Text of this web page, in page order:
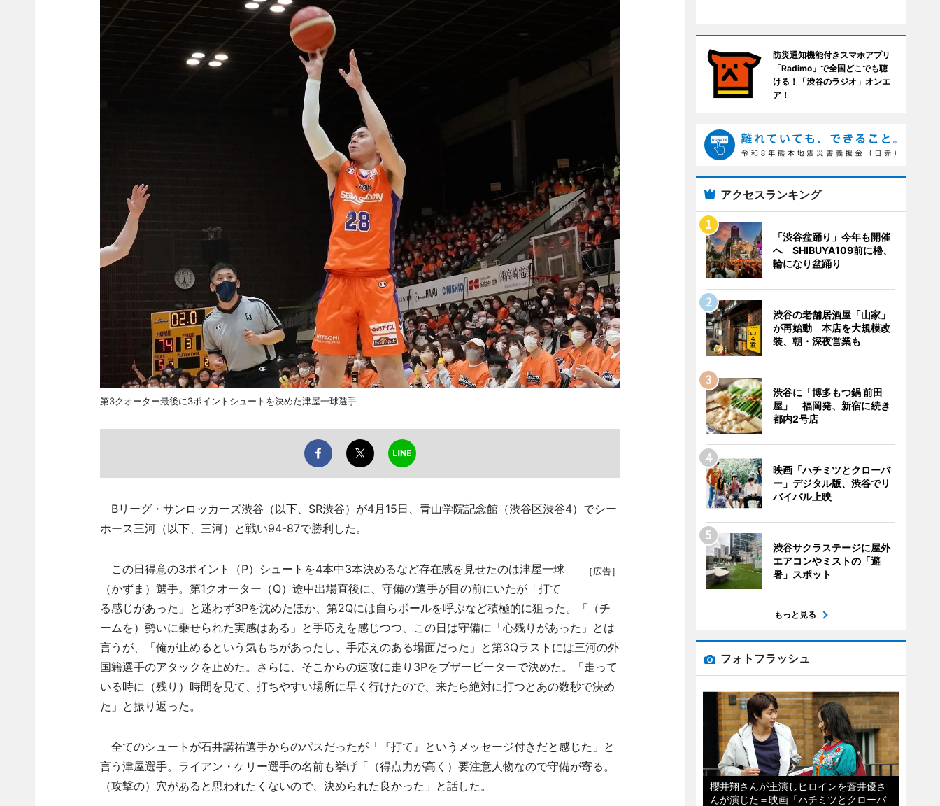
第3クオーター最後に3ポイントシュートを決めた津屋一球選手
Bリーグ・サンロッカーズ渋谷（以下、SR渋谷）が4月15日、青山学院記念館（渋谷区渋谷4）でシー
ホース三河（以下、三河）と戦い94-87で勝利した。
［広告］
この日得意の3ポイント（P）シュートを4本中3本決めるなど存在感を見せたのは津屋一球
（かずま）選手。第1クオーター（Q）途中出場直後に、守備の選手が目の前にいたが「打て
る感じがあった」と迷わず3Pを沈めたほか、第2Qには自らボールを呼ぶなど積極的に狙った。「（チ
ームを）勢いに乗せられた実感はある」と手応えを感じつつ、この日は守備に「心残りがあった」とは
言うが、「俺が止めるという気もちがあったし、手応えのある場面だった」と第3Qラストには三河の外
国籍選手のアタックを止めた。さらに、そこからの速攻に走り3Pをブザービーターで決めた。「走って
いる時に（残り）時間を見て、打ちやすい場所に早く行けたので、来たら絶対に打つとあの数秒で決め
た」と振り返った。
全てのシュートが石井講祐選手からのパスだったが「『打て』というメッセージ付きだと感じた」と
言う津屋選手。ライアン・ケリー選手の名前も挙げ「（得点力が高く）要注意人物なので守備が寄る。
（攻撃の）穴があると思われたくないので、決められた良かった」と話した。
防災通知機能付きスマホアプリ
「Radimo」で全国どこでも聴
ける！「渋谷のラジオ」オンエ
ア！
アクセスランキング
「渋谷盆踊り」今年も開催
へ SHIBUYA109前に櫓、
輪になり盆踊り
渋谷の老舗居酒屋「山家」
が再始動 本店を大規模改
装、朝・深夜営業も
渋谷に「博多もつ鍋 前田
屋」 福岡発、新宿に続き
都内2号店
映画「ハチミツとクローバ
ー」デジタル版、渋谷でリ
バイバル上映
渋谷サクラステージに屋外
エアコンやミストの「避
暑」スポット
もっと見る
フォトフラッシュ
櫻井翔さんが主演しヒロインを蒼井優さ
んが演じた＝映画「ハチミツとクローバ